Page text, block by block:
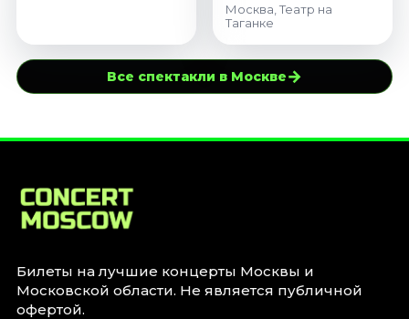
Москва, Театр на
Таганке
Все спектакли в Москве→
Билеты на лучшие концерты Москвы и
Московской области. Не является публичной
офертой.